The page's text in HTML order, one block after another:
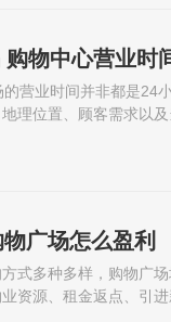
物中心营业时
营业时间并非都是24
理位置、顾客需求以
因节假日、特殊活动
广场怎么盈利
式多种多样，购物广
资源、租金返点、引
驴充充